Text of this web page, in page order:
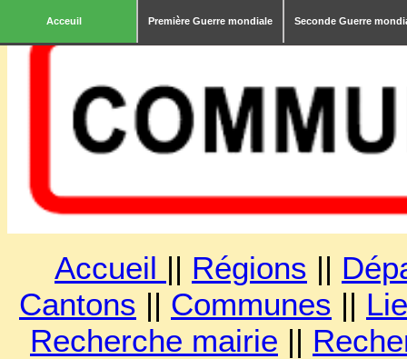
Acceuil Première Guerre mondiale Seconde Guerre
Accueil || Régions ||
Cantons || Communes ||
Recherche mairie ||